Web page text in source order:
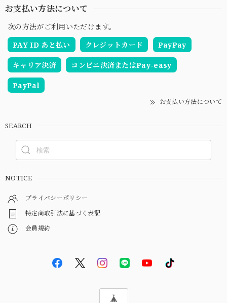
お支払い方法について
次の方法がご利用いただけます。
PAY ID あと払い
クレジットカード PayPay
キャリア決済 コンビニ決済またはPay-easy
PayPal
お支払い方法について
SEARCH
NOTICE
プライバシーポリシー
特定商取引法に基づく表記
会員規約